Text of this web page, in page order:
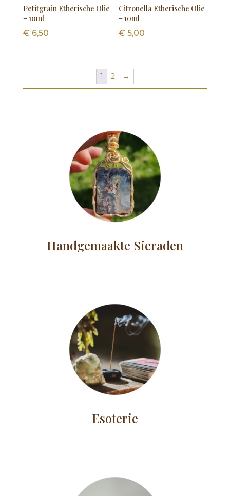
Petitgrain Etherische Olie
– 10ml
€ 6,50
Citronella Etherische Olie
– 10ml
€ 5,00
1 2 →
Handgemaakte Sieraden
Esoterie